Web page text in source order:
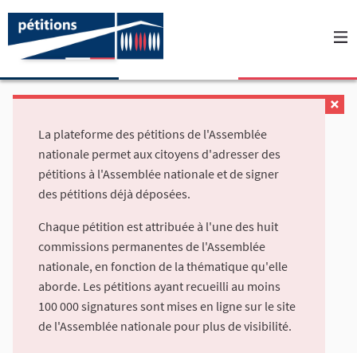
La plateforme des pétitions de l'Assemblée
nationale permet aux citoyens d'adresser des
pétitions à l'Assemblée nationale et de signer
des pétitions déjà déposées.
Chaque pétition est attribuée à l'une des huit
commissions permanentes de l'Assemblée
nationale, en fonction de la thématique qu'elle
aborde. Les pétitions ayant recueilli au moins
100 000 signatures sont mises en ligne sur le site
de l'Assemblée nationale pour plus de visibilité.